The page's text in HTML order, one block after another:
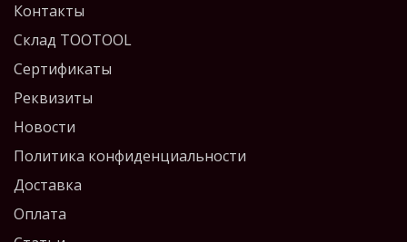
Контакты
Склад TOOTOOL
Сертификаты
Реквизиты
Новости
Политика конфиденциальности
Доставка
Оплата